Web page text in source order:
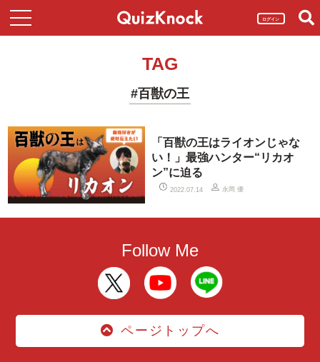
ログイン
TAG
#百獣の王
「百獣の王はライオンじゃな
い！」最強ハンター“リカオ
ン”に迫る
2022.07.14 永岡 優
Follow Me
ページトップへ